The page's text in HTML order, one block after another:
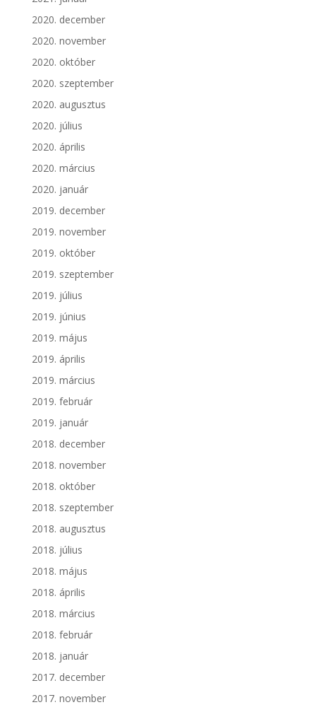
2020. december
2020. november
2020. október
2020. szeptember
2020. augusztus
2020. július
2020. április
2020. március
2020. január
2019. december
2019. november
2019. október
2019. szeptember
2019. július
2019. június
2019. május
2019. április
2019. március
2019. február
2019. január
2018. december
2018. november
2018. október
2018. szeptember
2018. augusztus
2018. július
2018. május
2018. április
2018. március
2018. február
2018. január
2017. december
2017. november